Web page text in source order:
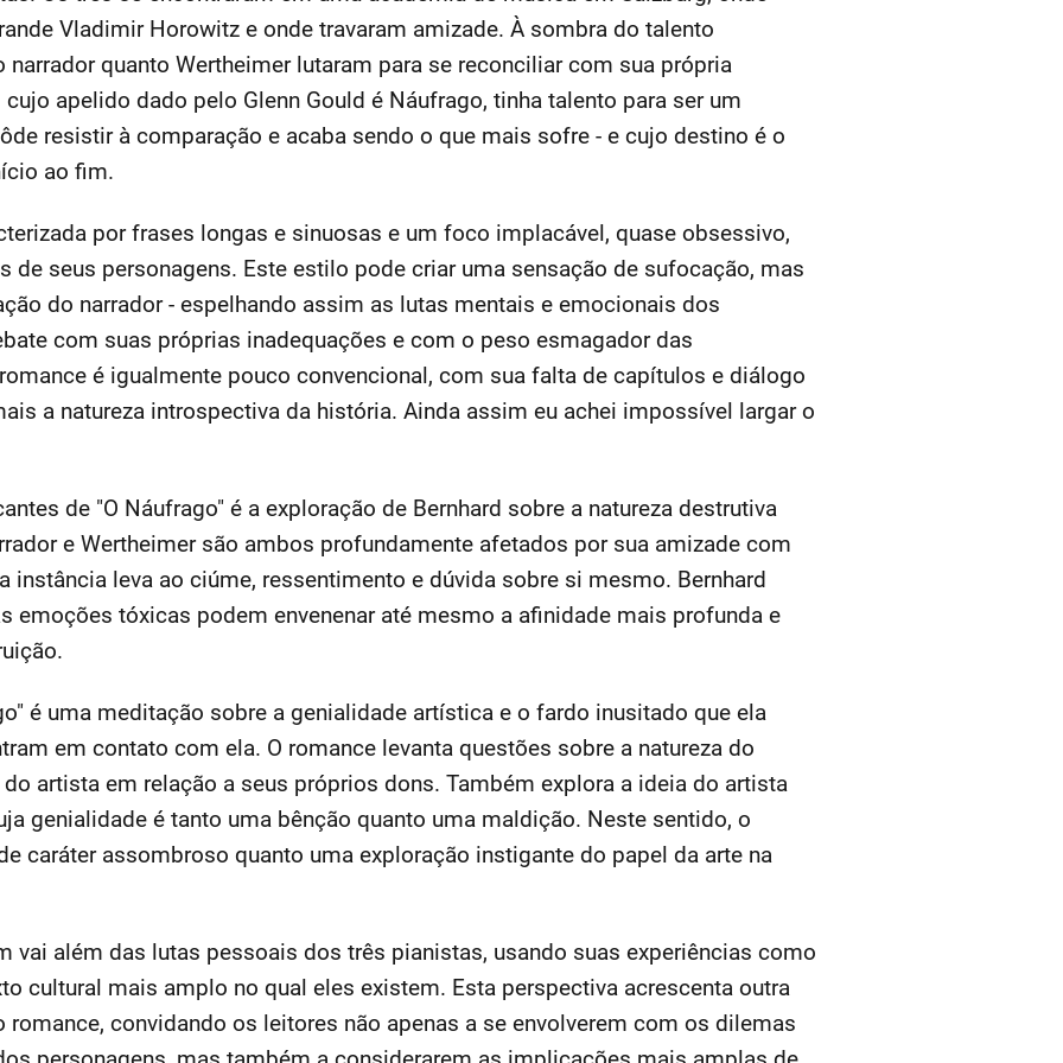
Vladimir Horowitz e onde travaram amizade. À sombra do talento
narrador quanto Wertheimer lutaram para se reconciliar com sua própria
apelido dado pelo Glenn Gould é Náufrago, tinha talento para ser um
resistir à comparação e acaba sendo o que mais sofre - e cujo destino é o
ao fim.
por frases longas e sinuosas e um foco implacável, quase obsessivo,
de seus personagens. Este estilo pode criar uma sensação de sufocação, mas
do narrador - espelhando assim as lutas mentais e emocionais dos
com suas próprias inadequações e com o peso esmagador das
é igualmente pouco convencional, com sua falta de capítulos e diálogo
a natureza introspectiva da história. Ainda assim eu achei impossível largar o
de "O Náufrago" é a exploração de Bernhard sobre a natureza destrutiva
e Wertheimer são ambos profundamente afetados por sua amizade com
instância leva ao ciúme, ressentimento e dúvida sobre si mesmo. Bernhard
emoções tóxicas podem envenenar até mesmo a afinidade mais profunda e
é uma meditação sobre a genialidade artística e o fardo inusitado que ela
em contato com ela. O romance levanta questões sobre a natureza do
artista em relação a seus próprios dons. Também explora a ideia do artista
genialidade é tanto uma bênção quanto uma maldição. Neste sentido, o
caráter assombroso quanto uma exploração instigante do papel da arte na
vai além das lutas pessoais dos três pianistas, usando suas experiências como
cultural mais amplo no qual eles existem. Esta perspectiva acrescenta outra
convidando os leitores não apenas a se envolverem com os dilemas